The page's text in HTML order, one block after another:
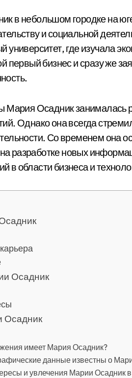
в небольшом городке на
и социальной
университет, где изучала
первый бизнес и сразу же
Мария Осадник занималась
Однако она всегда
Со временем она
разработке новых
в области бизнеса и
Осадник
Осадник
имеет Мария Осадник?
данные известны о
и увлечения Марии Осадник